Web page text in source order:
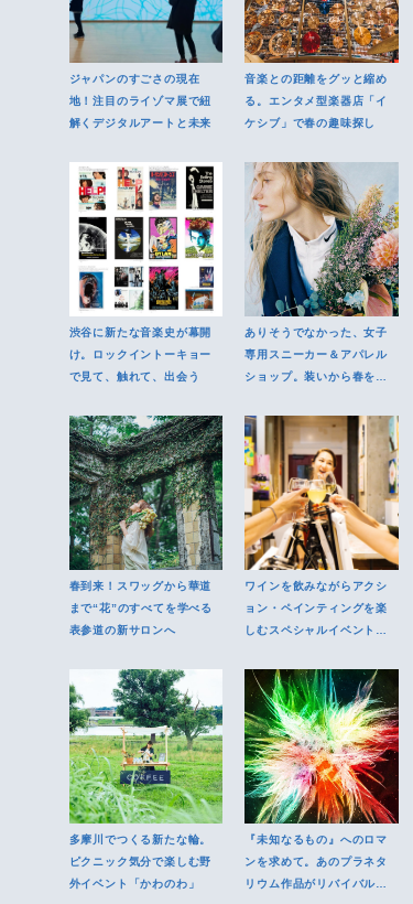
ジャパンのすごさの現在
地！注目のライゾマ展で紐
解くデジタルアートと未来
音楽との距離をグッと縮め
る。エンタメ型楽器店「イ
ケシブ」で春の趣味探し
渋谷に新たな音楽史が幕開
け。ロックイントーキョー
で見て、触れて、出会う
ありそうでなかった、女子
専用スニーカー＆アパレル
ショップ。装いから春をは
春到来！スワッグから華道
まで“花”のすべてを学べる
表参道の新サロンへ
ワインを飲みながらアクシ
ョン・ペインティングを楽
しむスペシャルイベントに
多摩川でつくる新たな輪。
ピクニック気分で楽しむ野
外イベント「かわのわ」
『未知なるもの』へのロマ
ンを求めて。あのプラネタ
リウム作品がリバイバル上